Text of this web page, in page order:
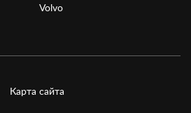
Volvo
Карта сайта